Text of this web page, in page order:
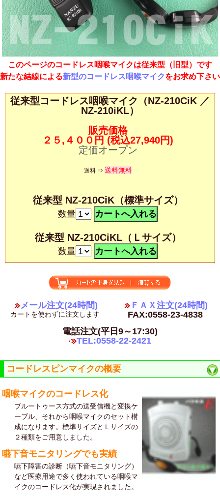
このページのコードレス咽喉マイクは従来型（旧型）です
新たな結線による新型のコードレス咽喉マイクをお求め下さい
従来型コードレス咽喉マイク（NZ-210CiK ／
NZ-210iKL）
販売価格
２５,４００円 (税込27,940円)
定価オープン
送料 ⇒ 送料無料
従来型 NZ-210CiK（標準サイズ）
数量
従来型 NZ-210CiKL（Ｌサイズ）
数量
メール注文(24時間)
カートを使わずに注文します
ＦＡＸ注文(24時間)
FAX:0558-23-4838
電話注文(平日9～17:30)
TEL:0558-22-2421
コードレスピンマイクの概要
咽喉マイクのコードレス化
ブルートゥース方式の送受信機と変換ケ
ーブル、それから咽喉マイクのセット構
成になります。標準サイズとＬサイズの
２種類をご用意しました。
嚥下音モニタリングでも実績
嚥下障害の診断（嚥下音モニタリング）
など医療用途で多く使われている咽喉マ
イクのコードレス化が実現されました。